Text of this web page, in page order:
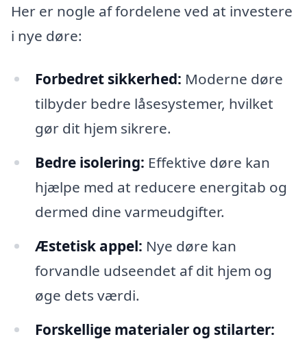
Her er nogle af fordelene ved at investere
i nye døre:
Forbedret sikkerhed: Moderne døre
tilbyder bedre låsesystemer, hvilket
gør dit hjem sikrere.
Bedre isolering: Effektive døre kan
hjælpe med at reducere energitab og
dermed dine varmeudgifter.
Æstetisk appel: Nye døre kan
forvandle udseendet af dit hjem og
øge dets værdi.
Forskellige materialer og stilarter: